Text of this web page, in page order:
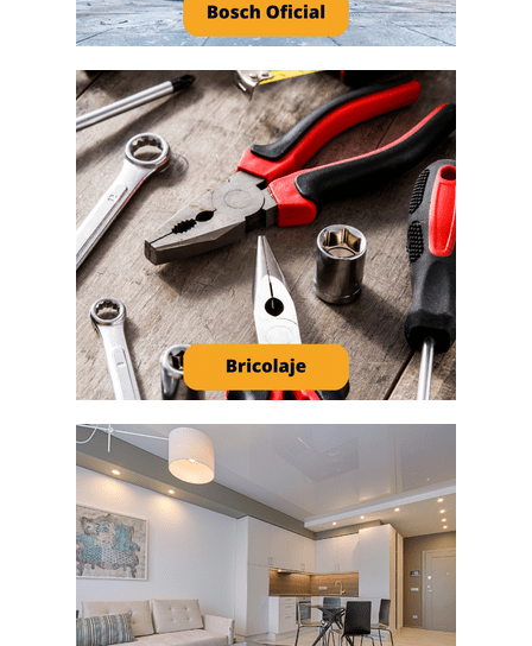
¡SÍGUENOS!
FACEBOOKTWITTERYOUTUBEINSTAGRAMLINKEDIN
comunicacion@keroppa.com
SOBRE KEROPPA
AVISO LEGAL
CONDICIONES GENERALES
SOBRE NOSOTROS
POLÍTICA DE COOKIES
PROTECCIÓN DE DATOS